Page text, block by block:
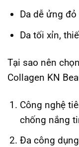
Da dễ ửng đỏ
Da tối xỉn,
Tại sao nên
Collagen KN
Công nghệ
chống nắng
Đa công